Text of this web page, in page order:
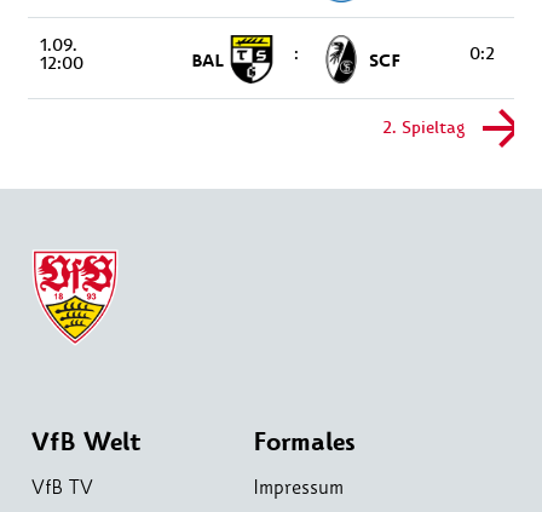
1.09.
12:00 BAL : SCF 0:2
2. Spieltag
VfB Welt
VfB TV
Formales
Impressum